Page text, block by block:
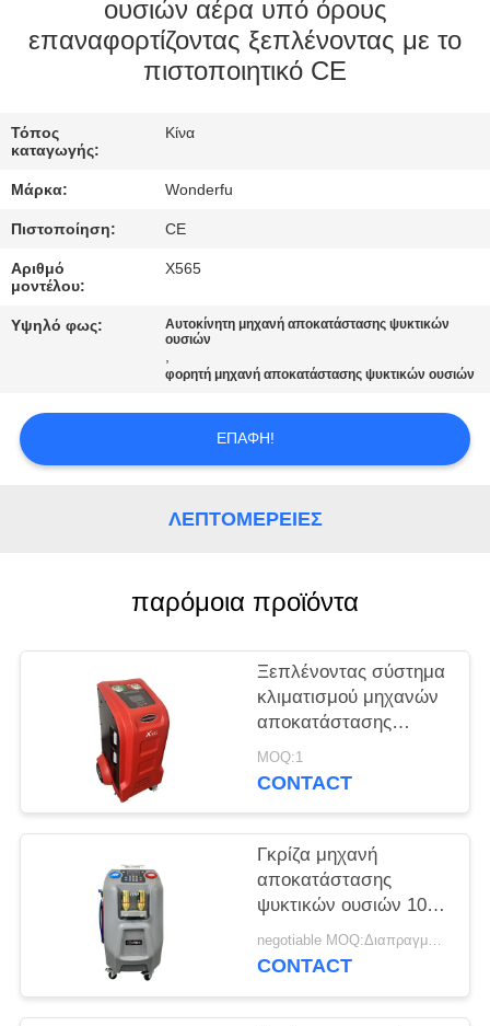
ΈΛΕΓΧΟΣ
ΣΕ
ΕΠΑΦΉ
ΜΕ
ΖΗΤΉΣΤΕ
ΈΝΑ
ΑΠΌΣΠΑΣΜΑ
SITEMAP
ουσιών αέρα υπό όρους
επαναφορτίζοντας ξεπλένοντας με το
πιστοποιητικό CE
Τόπος
καταγωγής:
Κίνα
Μάρκα: Wonderfu
Πιστοποίηση: CE
Αριθμό
μοντέλου:
X565
Υψηλό φως:
Αυτοκίνητη μηχανή αποκατάστασης ψυκτικών
ουσιών
,
φορητή μηχανή αποκατάστασης ψυκτικών ουσιών
ΕΠΑΦΉ!
ΛΕΠΤΟΜΈΡΕΙΕΣ
παρόμοια προϊόντα
Ξεπλένοντας σύστημα
κλιματισμού μηχανών
αποκατάστασης
ψυκτικών ουσιών
εναλλασσόμενου
MOQ:1
CONTACT
Γκρίζα μηχανή
αποκατάστασης
ψυκτικών ουσιών 10kg
αυτοκίνητη με την
επίδειξη χρώματος 5»
negotiable MOQ:Διαπραγματεύσιμος
CONTACT